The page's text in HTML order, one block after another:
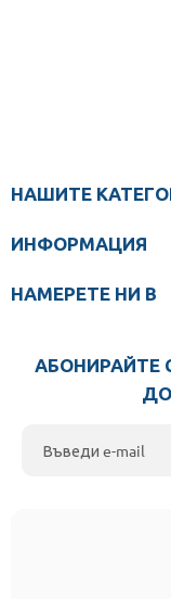
НАШИТЕ
ИНФОРМАЦИЯ
НАМЕРЕТЕ НИ В
АБОНИРАЙТЕ